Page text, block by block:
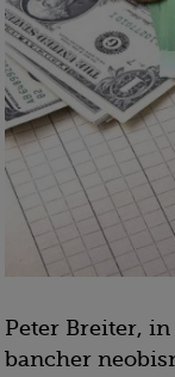
Peter Breiter, in
bancher